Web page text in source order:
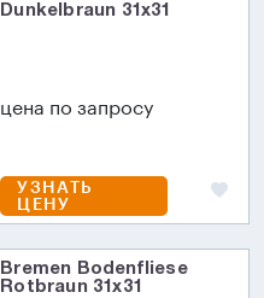
Dunkelbraun 31х31
цена по запросу
УЗНАТЬ
ЦЕНУ
Bremen Bodenfliese
Rotbraun 31х31